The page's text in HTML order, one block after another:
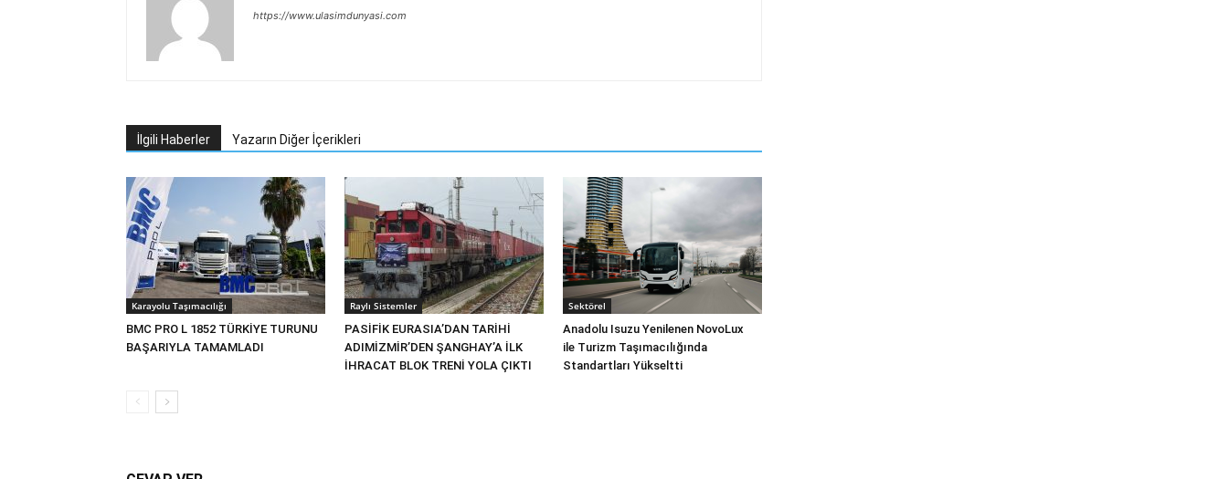
https://www.ulasimdunyasi.com
İlgili Haberler Yazarın Diğer İçerikleri
Karayolu Taşımacılığı
BMC PRO L 1852 TÜRKİYE TURUNU
BAŞARIYLA TAMAMLADI
Raylı Sistemler
PASİFİK EURASIA’DAN TARİHİ
ADIMİZMİR’DEN ŞANGHAY’A İLK
İHRACAT BLOK TRENİ YOLA ÇIKTI
Sektörel
Anadolu Isuzu Yenilenen NovoLux
ile Turizm Taşımacılığında
Standartları Yükseltti